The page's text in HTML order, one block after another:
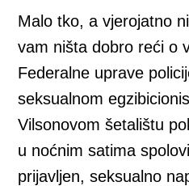
Malo tko, a vjerojatno
vam ništa dobro reći o
Federalne uprave
seksualnom
Vilsonovom šetalištu
u noćnim satima
prijavljen, seksualno